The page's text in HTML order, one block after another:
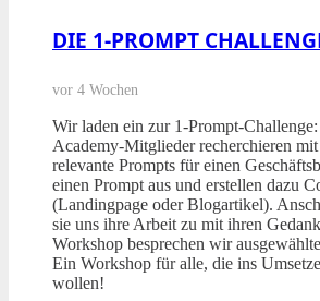
DIE 1-PROMPT
vor 4 Wochen
Wir laden ein zur 1-Prompt-
Academy-Mitglieder recherchieren
relevante Prompts für einen
einen Prompt aus und erstellen dazu
(Landingpage oder Blogartikel).
sie uns ihre Arbeit zu mit ihren
Workshop besprechen wir
Ein Workshop für alle, die ins
wollen!